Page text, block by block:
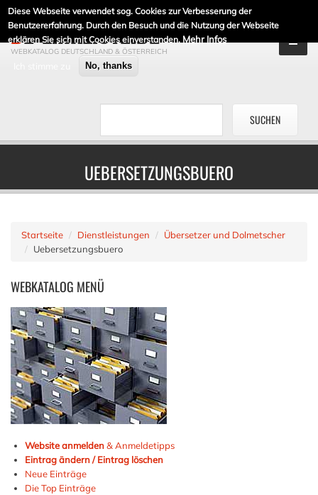
Diese Webseite verwendet sog. Cookies zur Verbesserung der
Benutzererfahrung. Durch den Besuch und die Nutzung der Webseite
erklären Sie sich mit Cookies einverstanden. Mehr Infos
No, thanks
DE-LINKLISTE.DE
WEBKATALOG DEUTSCHLAND & ÖSTERREICH
UEBERSETZUNGSBUERO
Startseite Dienstleistungen
Übersetzer und Dolmetscher
Uebersetzungsbuero
WEBKATALOG MENÜ
Website anmelden& Anmeldetipps
Eintrag ändern / Eintrag löschen
Neue Einträge
Die Top Einträge